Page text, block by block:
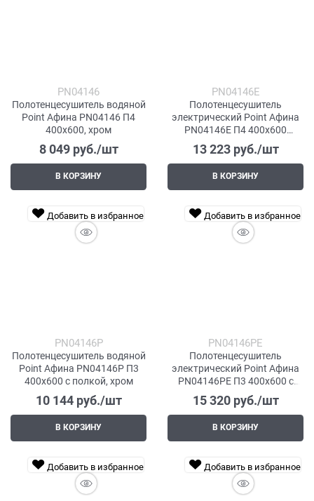
PN04146
Полотенцесушитель водяной
Point Афина PN04146 П4
400x600, хром
8 049 руб./шт
В КОРЗИНУ
PN04146E
Полотенцесушитель
электрический Point Афина
PN04146E П4 400x600
левый/правый, хром
13 223 руб./шт
В КОРЗИНУ
Добавить в избранное
PN04146P
Полотенцесушитель водяной
Point Афина PN04146P П3
400x600 с полкой, хром
10 144 руб./шт
В КОРЗИНУ
Добавить в избранное
PN04146PE
Полотенцесушитель
электрический Point Афина
PN04146PE П3 400x600 с
полкой левый/правый, хром
15 320 руб./шт
В КОРЗИНУ
Добавить в избранное Добавить в избранное